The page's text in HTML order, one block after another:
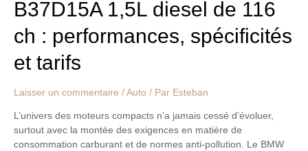
B37D15A 1,5L diesel de 116
ch : performances, spécificités
et tarifs
Laisser un commentaire / Auto / Par Esteban
L’univers des moteurs compacts n’a jamais cessé d’évoluer,
surtout avec la montée des exigences en matière de
consommation carburant et de normes anti-pollution. Le BMW
tarifs